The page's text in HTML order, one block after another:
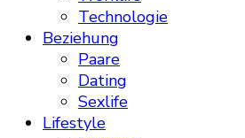
Technologie
Beziehung
Paare
Dating
Sexlife
Lifestyle